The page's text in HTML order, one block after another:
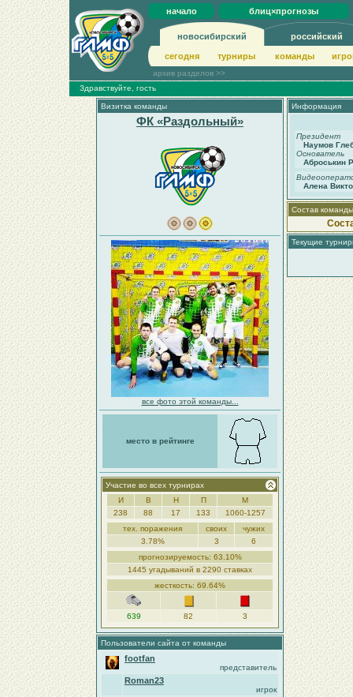
начало блиц×прогнозы
новосибирский российский
сегодня турниры команды
архив разделов >>
Здравствуйте, гость
Визитка команды
ФК «Раздольный»
все фото этой команды...
место в рейтинге
Участие во всех турнирах
И
В Н П
М
238
88 17 133
1060-1257
тех. поражения
своих
чужих
3.78%
3
6
прогнозируемость: 63.10%
1445 угадываний в 2290 ставках
жесткость: 69.64%
639 82 3
Пользователи сайта от команды
footfan
представитель
Roman23
игрок
Информация
Президент
Наумов
Основатель
Аброськин
Алена
Состав команды
Текущие